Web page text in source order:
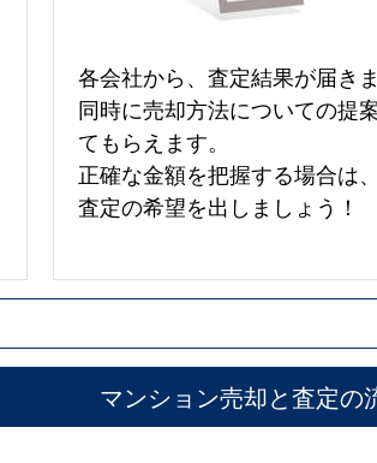
各会社から、査定結果が届きま
同時に売却方法についての提
てもらえます。
正確な金額を把握する場合は
査定の希望を出しましょう！
マンション売却と査定の